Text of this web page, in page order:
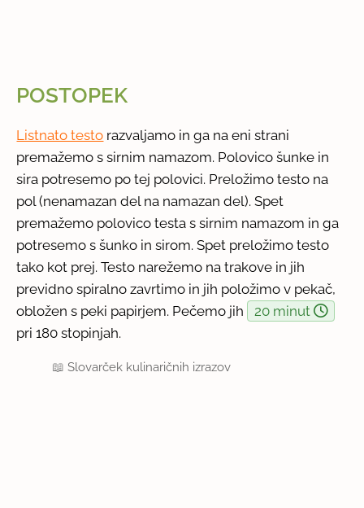
POSTOPEK
Listnato testo razvaljamo in ga na eni strani
premažemo s sirnim namazom. Polovico šunke in
sira potresemo po tej polovici. Preložimo testo na
pol (nenamazan del na namazan del). Spet
premažemo polovico testa s sirnim namazom in ga
potresemo s šunko in sirom. Spet preložimo testo
tako kot prej. Testo narežemo na trakove in jih
previdno spiralno zavrtimo in jih položimo v pekač,
obložen s peki papirjem. Pečemo jih
20 minut
pri 180 stopinjah.
📖Slovarček kulinaričnih izrazov